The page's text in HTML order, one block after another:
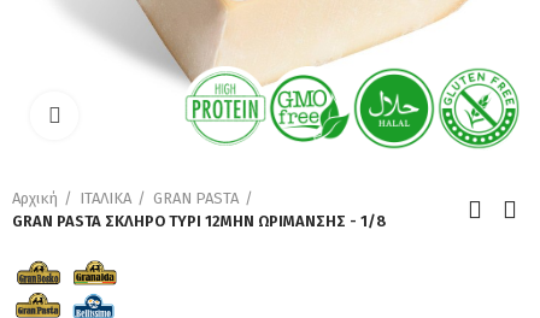
Κάντε κλικ για μεγέθυνση
Αρχική ΙΤΑΛΙKA
GRAN PASTA
GRAN PASTA ΣΚΛΗΡΟ ΤΥΡΙ 12ΜΗΝ ΩΡΙΜΑΝΣΗΣ - 1/8